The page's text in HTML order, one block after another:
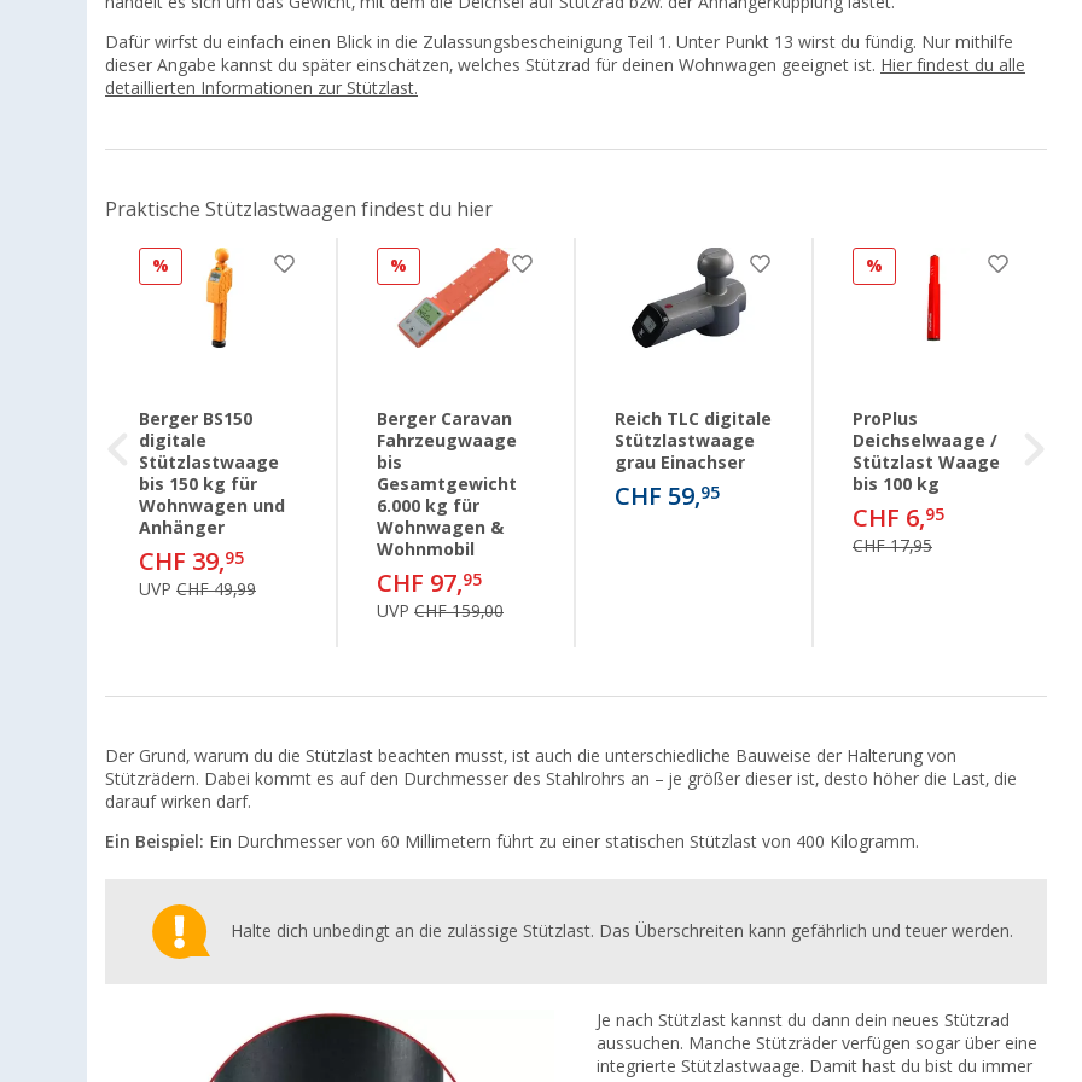
Dafür wirfst du einfach einen Blick in die Zulassungsbescheinigung Teil 1. Unter Punkt 13 wirst du fündig. Nur mithilfe
dieser Angabe kannst du später einschätzen, welches Stützrad für deinen Wohnwagen geeignet ist. Hier findest du alle
detaillierten Informationen zur Stützlast.
Praktische Stützlastwaagen findest du hier
%
Berger BS150
digitale
Stützlastwaage
bis 150 kg für
Wohnwagen und
Anhänger
CHF 39,95
UVP CHF 49,99
%
Berger Caravan
Fahrzeugwaage
bis
Gesamtgewicht
6.000 kg für
Wohnwagen &
Wohnmobil
CHF 97,95
UVP CHF 159,00
Reich TLC digitale
Stützlastwaage
grau Einachser
CHF 59,95
%
ProPlus
Deichselwaage /
Stützlast Waage
bis 100 kg
CHF 6,95
CHF 17,95
Der Grund, warum du die Stützlast beachten musst, ist auch die unterschiedliche Bauweise der Halterung von
Stützrädern. Dabei kommt es auf den Durchmesser des Stahlrohrs an – je größer dieser ist, desto höher die Last, die
darauf wirken darf.
Ein Beispiel: Ein Durchmesser von 60 Millimetern führt zu einer statischen Stützlast von 400 Kilogramm.
Halte dich unbedingt an die zulässige Stützlast. Das Überschreiten kann gefährlich und teuer werden.
Je nach Stützlast kannst du dann dein neues Stützrad
aussuchen. Manche Stützräder verfügen sogar über eine
integrierte Stützlastwaage. Damit hast du bist du immer